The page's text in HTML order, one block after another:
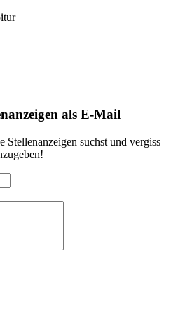
als E-Mail
Stellenanzeigen suchst und vergiss